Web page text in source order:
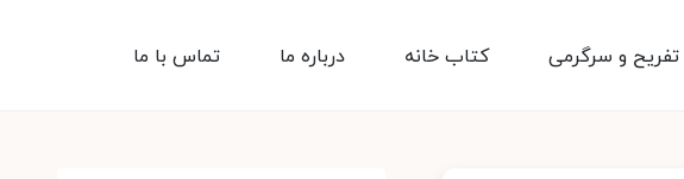
تماس با ما درباره ما کتاب خانه تفریح و سرگرمی